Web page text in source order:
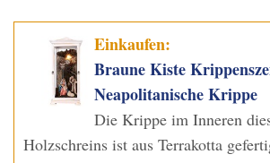
Einkaufen:
Braune Kiste
Neapolitanische Krippe
Die Krippe im Inneren
Holzschreins ist aus Terrakotta